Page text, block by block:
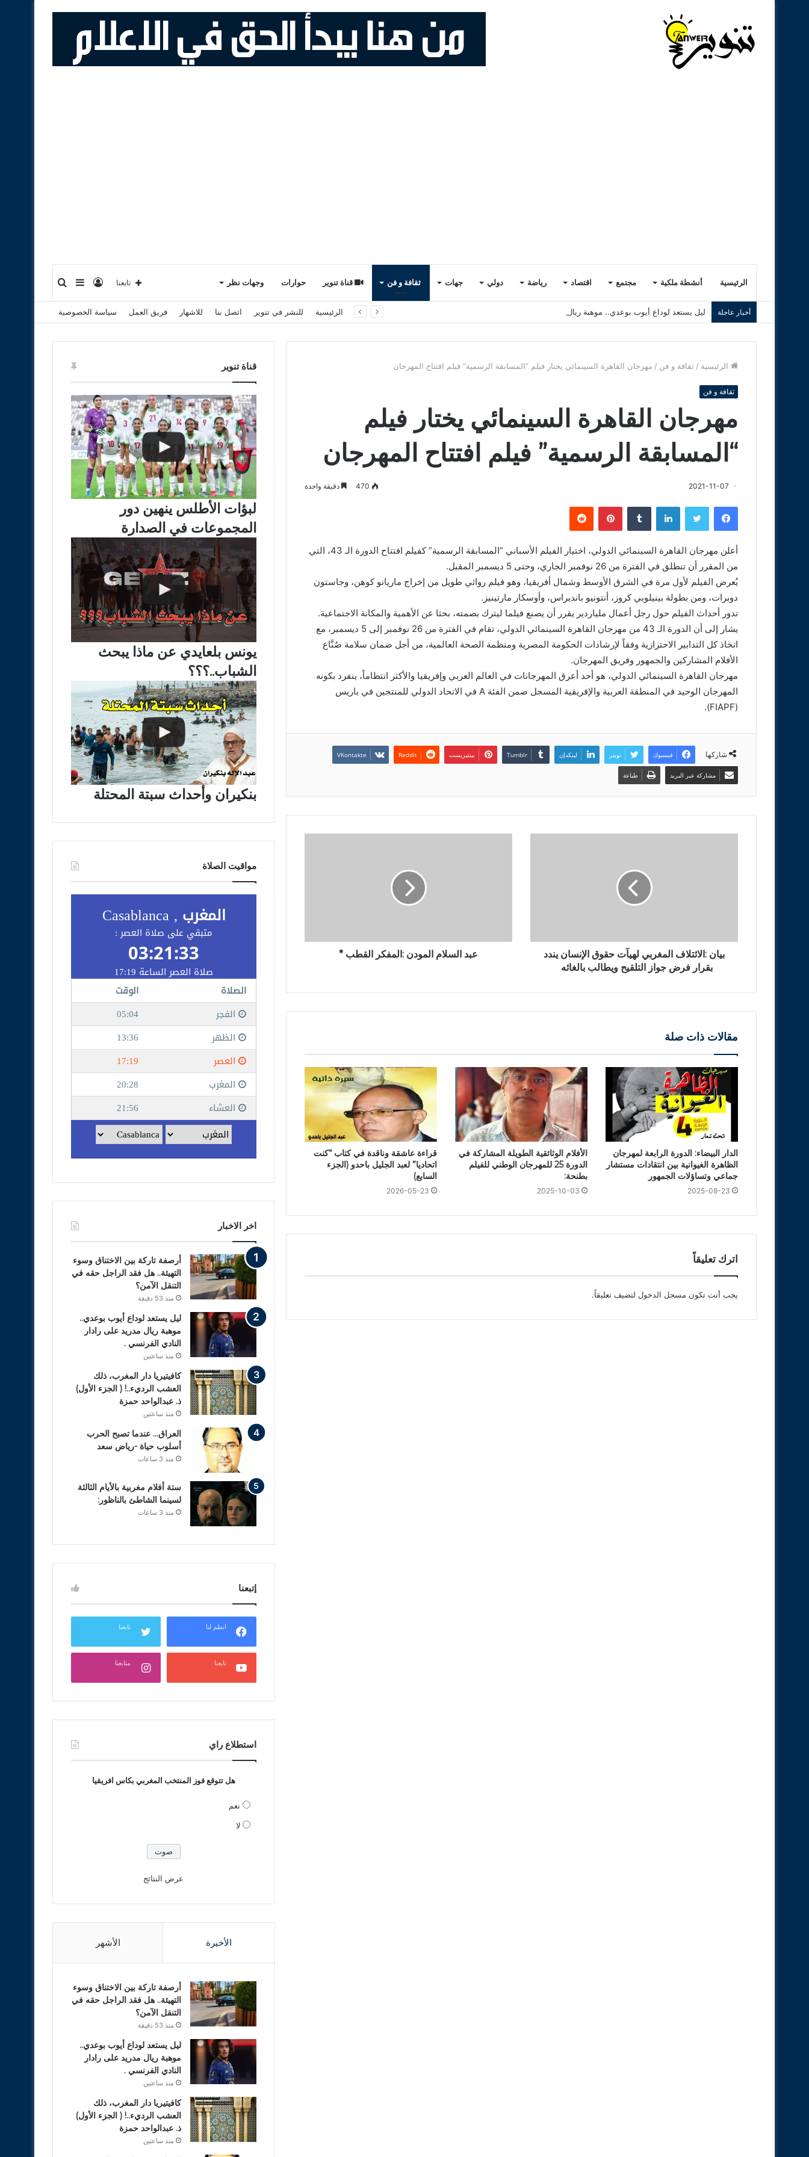
الرئيسية أنشطة ملكية مجتمع اقتصاد رياضة دولي جهات ثقافة و فن قناة تنوير حوارات وجهات نظر إضافة
عمود
تسجيل
الدخول
تابعنا
أخبار عاجلة ليل يستعد لوداع أيوب بوعدي.. موهبة ريال مدريد على رادار النادي الفرنسي . الرئيسية للنشر في تنوير اتصل بنا للاشهار فريق العمل سياسة الخصوصية
الرئيسية / ثقافة و فن / مهرجان القاهرة السينمائي يختار فيلم “المسابقة الرسمية” فيلم افتتاح المهرجان
ثقافة و فن
مهرجان القاهرة السينمائي يختار فيلم
“المسابقة الرسمية” فيلم افتتاح المهرجان
2021-11-07
470 دقيقة واحدة
فيسبوك لينكدإن بينتيريست
أعلن مهرجان القاهرة السينمائي الدولي، اختيار الفيلم الأسباني “المسابقة الرسمية” كفيلم افتتاح الدورة الـ 43، التي
من المقرر أن تنطلق في الفترة من 26 نوفمبر الجاري، وحتى 5 ديسمبر المقبل.
يُعرض الفيلم لأول مرة في الشرق الأوسط وشمال أفريقيا، وهو فيلم روائي طويل من إخراج ماريانو كوهن، وجاستون
دوبرات، ومن بطولة بينيلوبي كروز، أنتونيو بانديراس، وأوسكار مارتينيز.
تدور أحداث الفيلم حول رجل أعمال ملياردير يقرر أن يصنع فيلما ليترك بصمته، بحثا عن الأهمية والمكانة الاجتماعية.
يشار إلى أن الدورة الـ 43 من مهرجان القاهرة السينمائي الدولي، تقام في الفترة من 26 نوفمبر إلى 5 ديسمبر، مع
اتخاذ كل التدابير الاحترازية وفقاً لإرشادات الحكومة المصرية ومنظمة الصحة العالمية، من أجل ضمان سلامة صُنَّاع
الأفلام المشاركين والجمهور وفريق المهرجان.
مهرجان القاهرة السينمائي الدولي، هو أحد أعرق المهرجانات في العالم العربي وإفريقيا والأكثر انتظاماً، ينفرد بكونه
المهرجان الوحيد في المنطقة العربية والإفريقية المسجل ضمن الفئة A في الاتحاد الدولي للمنتجين في باريس
(FIAPF).
شاركها فيسبوك تويتر لينكدإن بينتيريست
مشاركة عبر البريد طباعة
بيان :الائتلاف المغربي لهيآت حقوق الإنسان يندد
بقرار فرض جواز التلقيح ويطالب بالغائه
عبد السلام المودن :المفكر القطب *
مقالات ذات صلة
الدار البيضاء: الدورة الرابعة لمهرجان
الظاهرة الغيوانية بين انتقادات مستشار
جماعي وتساؤلات الجمهور
2025-08-23
الأفلام الوثائقية الطويلة المشاركة في
الدورة 25 للمهرجان الوطني للفيلم
بطنحة:
2025-10-03
قراءة عاشقة وناقدة في كتاب “كنت
اتحاديا” لعبد الجليل باحدو (الجزء
السابع)
2026-05-23
اترك تعليقاً
يجب أنت تكون مسجل الدخول لتضيف تعليقاً.
قناة تنوير
لبؤات الأطلس ينهين دور
المجموعات في الصدارة
يونس بلعايدي عن ماذا يبحث
الشباب..؟؟؟
بنكيران وأحداث سبتة المحتلة
مواقيت الصلاة
اخر الاخبار
أرصفة تاركة بين الاختناق وسوء
التهيئة.. هل فقد الراجل حقه في
التنقل الآمن؟
منذ 53 دقيقة
ليل يستعد لوداع أيوب بوعدي..
موهبة ريال مدريد على رادار
النادي الفرنسي .
منذ ساعتين
كافيتيريا دار المغرب، ذلك
العشب الرديء..! ( الجزء الأول)
ذ. عبدالواحد حمزة
منذ ساعتين
العراق… عندما تصبح الحرب
أسلوب حياة -رياض سعد
منذ 3 ساعات
ستة أفلام مغربية بالأيام الثالثة
لسينما الشاطئ بالناظور:
منذ 3 ساعات
إتبعنا
انظم لنا تابعنا
تابعنا متابعنا
استطلاع راي
هل تتوقع فوز المنتخب المغربي بكاس افريقيا
نعم
لا
عرض النتائج
الأخيرة الأشهر
أرصفة تاركة بين الاختناق وسوء
التهيئة.. هل فقد الراجل حقه في
التنقل الآمن؟
منذ 53 دقيقة
ليل يستعد لوداع أيوب بوعدي..
موهبة ريال مدريد على رادار
النادي الفرنسي .
منذ ساعتين
كافيتيريا دار المغرب، ذلك
العشب الرديء..! ( الجزء الأول)
ذ. عبدالواحد حمزة
منذ ساعتين